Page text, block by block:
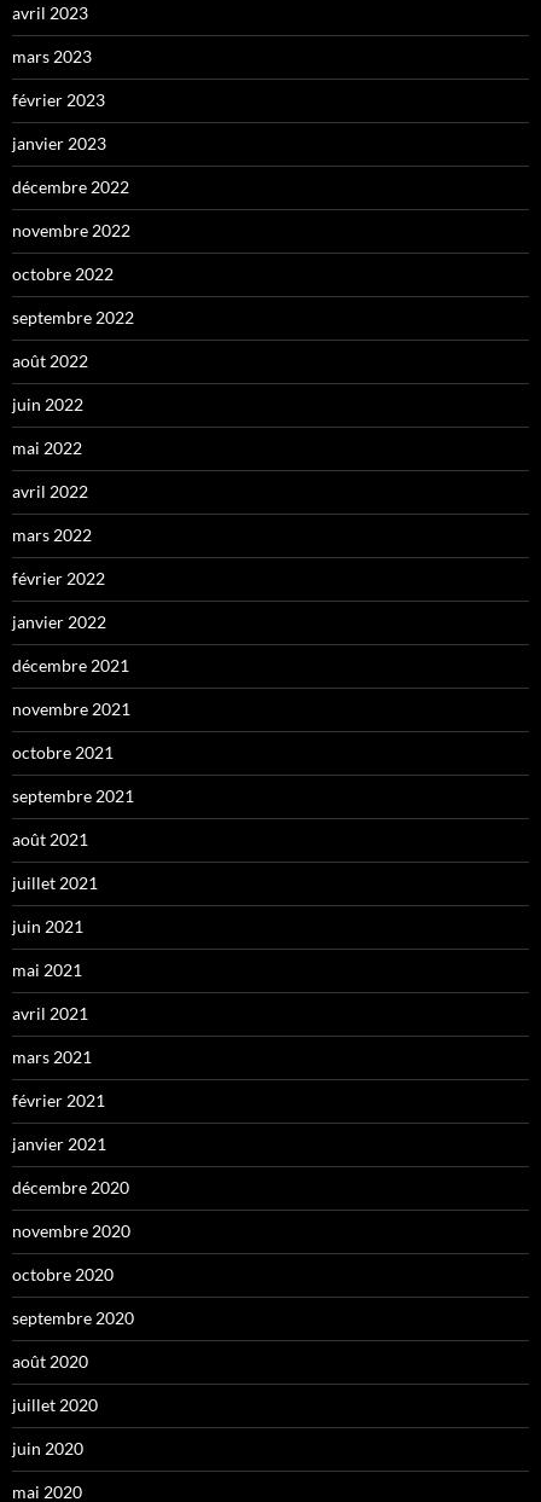
avril 2023
mars 2023
février 2023
janvier 2023
décembre 2022
novembre 2022
octobre 2022
septembre 2022
août 2022
juin 2022
mai 2022
avril 2022
mars 2022
février 2022
janvier 2022
décembre 2021
novembre 2021
octobre 2021
septembre 2021
août 2021
juillet 2021
juin 2021
mai 2021
avril 2021
mars 2021
février 2021
janvier 2021
décembre 2020
novembre 2020
octobre 2020
septembre 2020
août 2020
juillet 2020
juin 2020
mai 2020